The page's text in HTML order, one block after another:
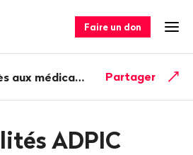
Faire un don
médicaments Partager
ADPIC